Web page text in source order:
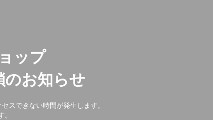
ップ
のお知らせ
スできない時間が発生します。